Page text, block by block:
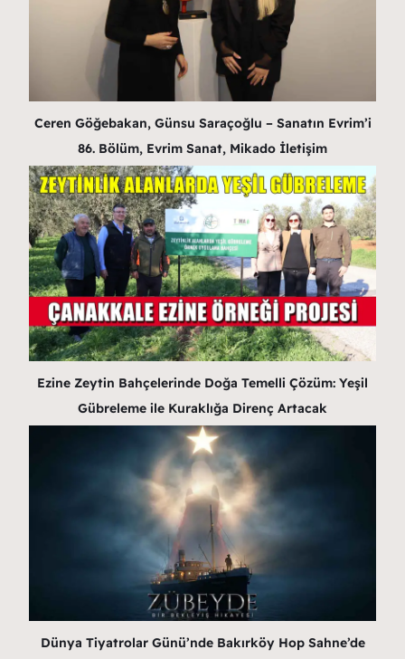
Ceren Göğebakan, Günsu Saraçoğlu – Sanatın Evrim’i
86. Bölüm, Evrim Sanat, Mikado İletişim
Ezine Zeytin Bahçelerinde Doğa Temelli Çözüm: Yeşil
Gübreleme ile Kuraklığa Direnç Artacak
Dünya Tiyatrolar Günü’nde Bakırköy Hop Sahne’de